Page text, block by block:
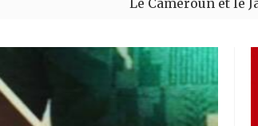
Le Cameroun et le Japon